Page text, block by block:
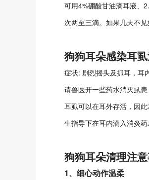
可用4%硼酸甘油滴耳液、
次两至三滴。如果几天不见
狗狗耳朵感染耳
症状: 剧烈摇头及抓耳，耳
请兽医开一些药水消灭虱
耳虱可以在耳外存活，因
生指导下在耳内滴入消炎药
狗狗耳朵清理注
1、细心动作温柔